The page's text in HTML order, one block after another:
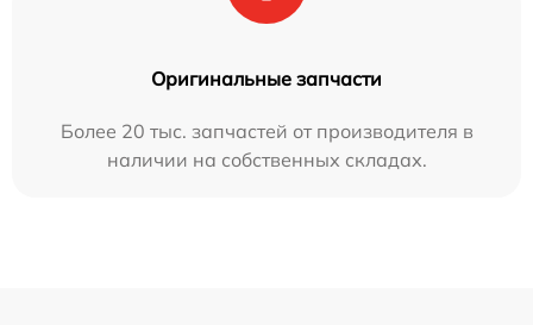
Оригинальные запчасти
Более 20 тыс. запчастей от производителя в
наличии на собственных складах.